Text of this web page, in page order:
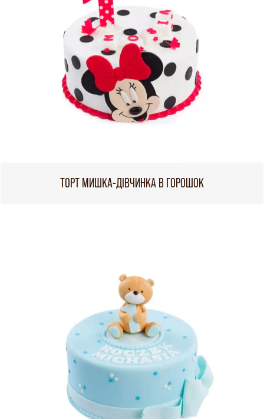
ТОРТ МИШКА-ДІВЧИНКА В ГОРОШОК